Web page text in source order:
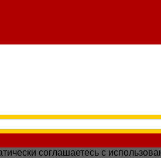
соглашаетесь с